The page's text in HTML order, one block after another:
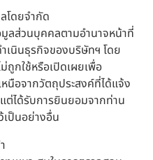
โดยจำกัด
ลส่วนบุคคลตามอำนาจหน้าที่
เนินธุรกิจของบริษัทฯ โดย
ถูกใช้หรือเปิดเผยเพื่อ
นือจากวัตถุประสงค์ที่ได้แจ้ง
ต่ได้รับการยินยอมจากท่าน
ป็นอย่างอื่น